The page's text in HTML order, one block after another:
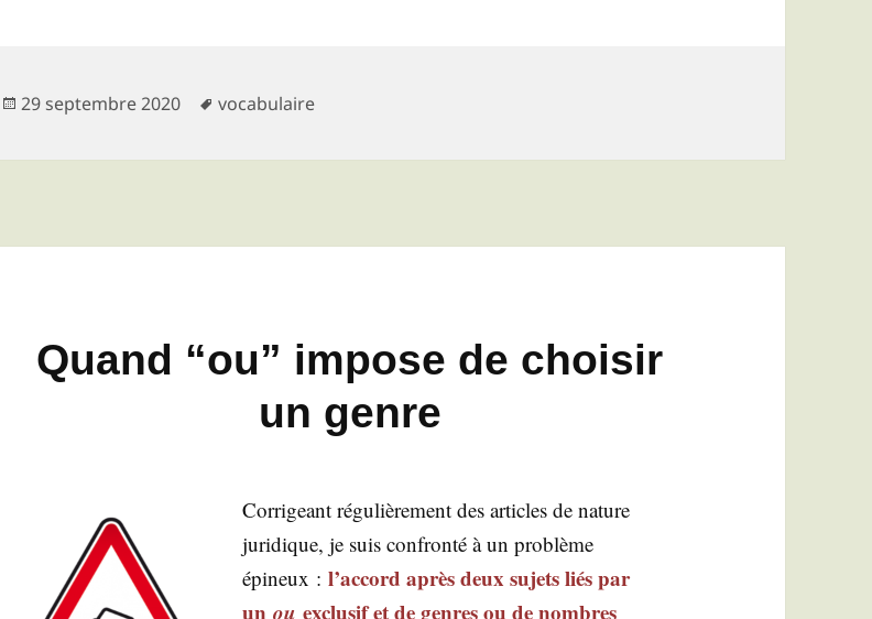
Publié
29 septembre 2020
Mots-
vocabulaire
Quand “ou” impose de choisir
un genre
Cor­ri­geant régu­liè­re­ment des articles de nature
juri­dique, je suis confron­té à un pro­blème
épi­neux :l’accord après deux sujets liés par
unou exclu­sif et de genres ou de nombres